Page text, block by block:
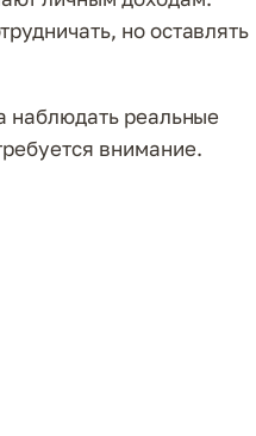
но оставлять
наблюдать реальные
внимание.